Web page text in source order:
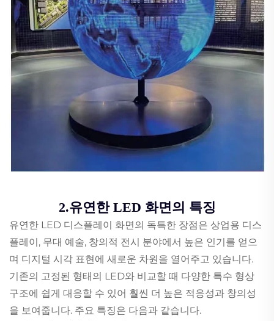
2.유연한 LED 화면의 특징
유연한 LED 디스플레이 화면의 독특한 장점은 상업용 디스
플레이, 무대 예술, 창의적 전시 분야에서 높은 인기를 얻으
며 디지털 시각 표현에 새로운 차원을 열어주고 있습니다.
기존의 고정된 형태의 LED와 비교할 때 다양한 특수 형상
구조에 쉽게 대응할 수 있어 훨씬 더 높은 적응성과 창의성
을 보여줍니다. 주요 특징은 다음과 같습니다.